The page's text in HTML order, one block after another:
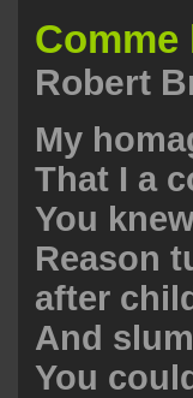
Comme
Robert
My
That I a
You
Reason
after
And
You